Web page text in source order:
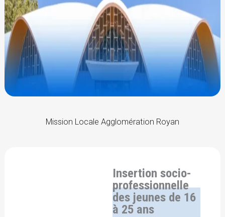
Mission Locale Agglomération Royan
Insertion socio-
professionnelle
des jeunes de 16
à 25 ans